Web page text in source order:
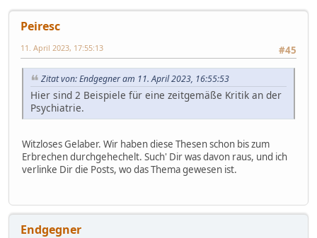
Peiresc
#45
11. April 2023, 17:55:13
Zitat von: Endgegner am 11. April 2023, 16:55:53
Hier sind 2 Beispiele für eine zeitgemäße Kritik an der
Psychiatrie.
Witzloses Gelaber. Wir haben diese Thesen schon bis zum
Erbrechen durchgehechelt. Such' Dir was davon raus, und ich
verlinke Dir die Posts, wo das Thema gewesen ist.
Endgegner